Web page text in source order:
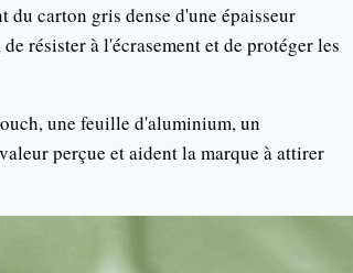
carton gris dense d'une épaisseur
résister à l'écrasement et de protéger les
une feuille d'aluminium, un
perçue et aident la marque à attirer